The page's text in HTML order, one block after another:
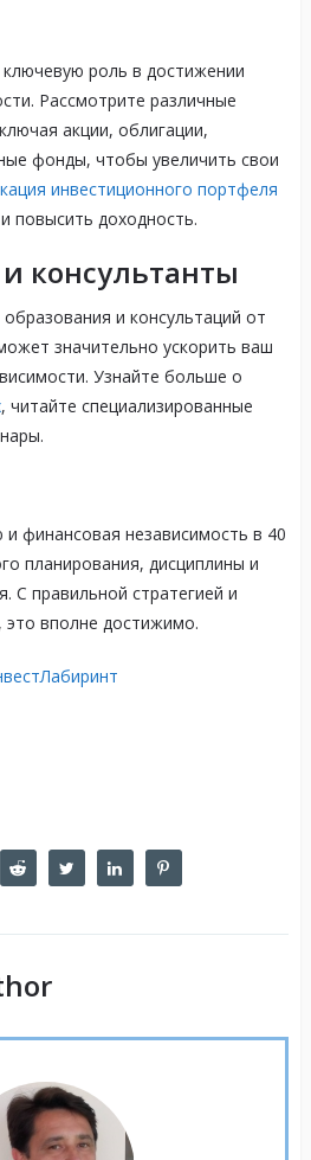
роль в достижении
Рассмотрите различные
акции, облигации,
фонды, чтобы увеличить свои
инвестиционного портфеля
повысить доходность.
консультанты
и консультаций от
значительно ускорить ваш
Узнайте больше о
, читайте специализированные
финансовая независимость в 40
планирования, дисциплины и
С правильной стратегией и
вполне достижимо.